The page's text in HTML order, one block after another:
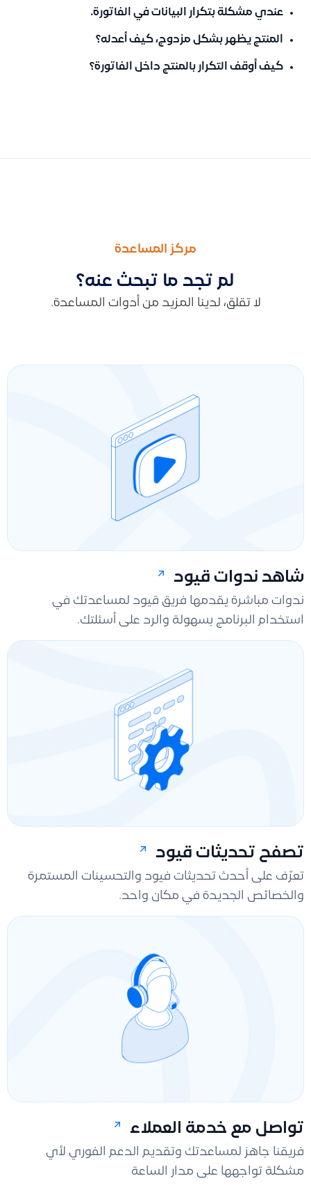
عندي مشكلة بتكرار البيانات في الفاتورة.
المنتج يظهر بشكل مزدوج، كيف أعدله؟
كيف أوقف التكرار بالمنتج داخل الفاتورة؟
مركز المساعدة
لم تجد ما تبحث عنه؟
لا تقلق، لدينا المزيد من أدوات المساعدة.
شاهد ندوات قيود
ندوات مباشرة يقدمها فريق قيود لمساعدتك في
استخدام البرنامج بسهولة والرد على أسئلتك.
تصفح تحديثات قيود
تعرّف على أحدث تحديثات فيود والتحسينات المستمرة
والخصائص الجديدة في مكان واحد.
تواصل مع خدمة العملاء
فريقنا جاهز لمساعدتك وتقديم الدعم الفوري لأي
مشكلة تواجهها على مدار الساعة